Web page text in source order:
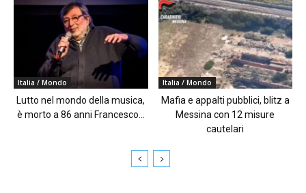
Italia / Mondo
Lutto nel mondo della musica,
è morto a 86 anni Francesco...
Italia / Mondo
Mafia e appalti pubblici, blitz a
Messina con 12 misure
cautelari